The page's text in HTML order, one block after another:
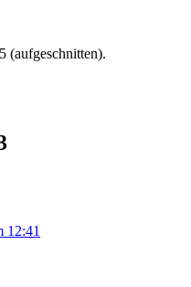
(aufgeschnitten).
12:41